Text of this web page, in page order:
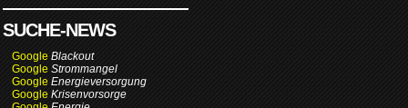
SUCHE-NEWS
Google Blackout
Google Strommangel
Google Energieversorgung
Google Krisenvorsorge